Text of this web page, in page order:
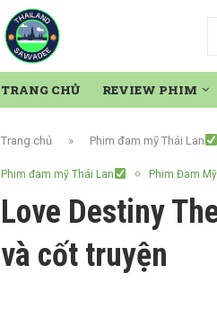
TRANG CHỦ REVIEW PHIM
Trang chủ » Phim đam mỹ Thái Lan
Phim đam mỹ Thái Lan Phim Đam
Love Destiny
và cốt truyện